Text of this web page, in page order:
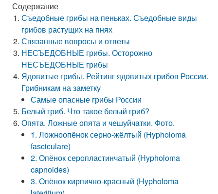
Содержание
Съедобные грибы на пеньках. Съедобные виды
грибов растущих на пнях
Связанные вопросы и ответы
НЕСЪЕДОБНЫЕ грибы. Осторожно
НЕСЪЕДОБНЫЕ грибы
Ядовитые грибы. Рейтинг ядовитых грибов России.
Грибникам на заметку
Самые опасные грибы России
Белый гриб. Что такое белый гриб?
Опята. Ложные опята и чешуйчатки. Фото.
1. Ложноопёнок серно-жёлтый (Hypholoma
fasciculare)
2. Опёнок серопластинчатый (Hypholoma
capnoides)
3. Опёнок кирпично-красный (Hypholoma